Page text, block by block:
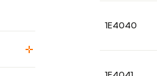
1E4040